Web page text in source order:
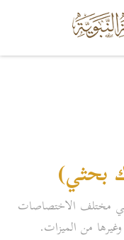
بحثي)
مختلف الاختصاصات
من الميزات.